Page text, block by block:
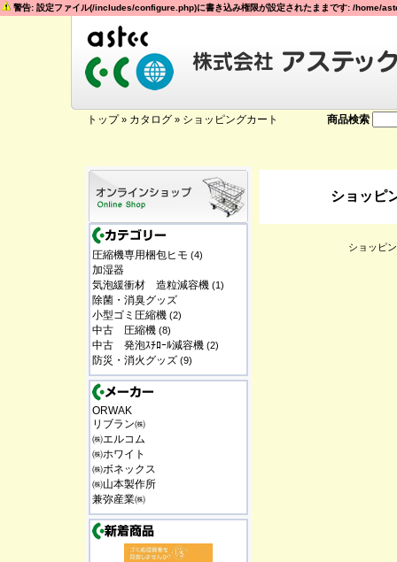
警告: 設定ファイル(/includes/configure.php)に書き込み権限が設定されたままです: /
トップ» カタログ » ショッピングカート 商品検索
圧縮機専用梱包ヒモ (4)
加湿器
気泡緩衝材 造粒減容機 (1)
除菌・消臭グッズ
小型ゴミ圧縮機 (2)
中古 圧縮機 (8)
中古 発泡ｽﾁﾛｰﾙ減容機 (2)
防災・消火グッズ (9)
ORWAK
リブラン㈱
㈱エルコム
㈱ホワイト
㈱ボネックス
㈱山本製作所
兼弥産業㈱
ショッピ
ショッピ